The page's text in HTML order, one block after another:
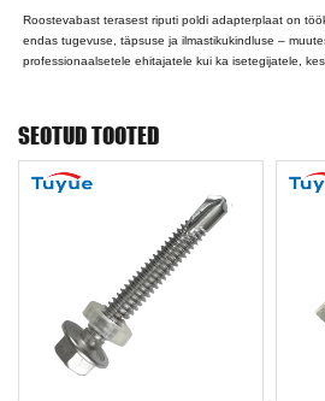
Roostevabast terasest riputi poldi adapterplaat on
endas tugevuse, täpsuse ja ilmastikukindluse –
professionaalsetele ehitajatele kui ka isetegijatele,
SEOTUD TOOTED